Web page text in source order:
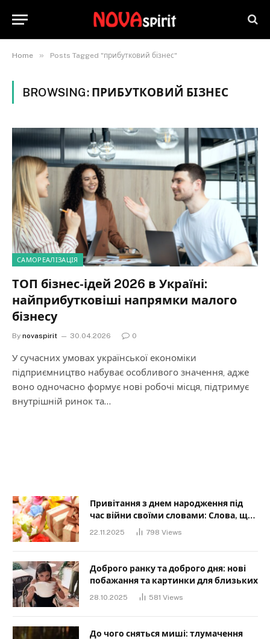
Home » Posts Tagged "прибутковий бізнес"
BROWSING: ПРИБУТКОВИЙ БІЗНЕС
САМОРЕАЛІЗАЦІЯ
ТОП бізнес-ідей 2026 в Україні:
найприбутковіші напрямки малого
бізнесу
By novaspirit 30.04.2026 0
У сучасних умовах української економіки
підприємництво набуває особливого значення, адже
воно одночасно формує нові робочі місця, підтримує
внутрішній ринок та…
Привітання з днем народження під
час війни своїми словами: Слова, що
дарують надію та силу
22.11.2025 798 Views
Доброго ранку та доброго дня: нові
побажання та картинки для близьких
28.10.2025 581 Views
До чого сняться миші: тлумачення